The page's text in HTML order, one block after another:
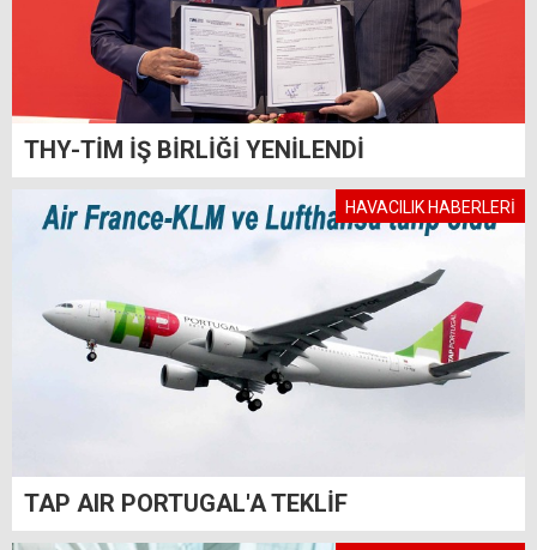
THY-TİM İŞ BİRLİĞİ YENİLENDİ
HAVACILIK HABERLERİ
TAP AIR PORTUGAL'A TEKLİF